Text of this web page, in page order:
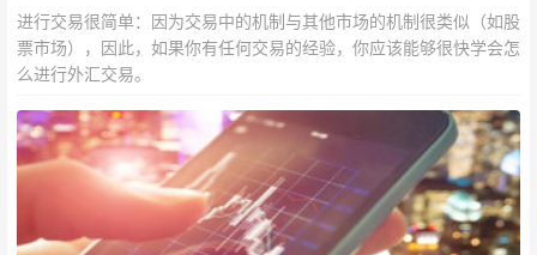
进行交易很简单：因为交易中的机制与其他市场的机制很类似（如股
票市场），因此，如果你有任何交易的经验，你应该能够很快学会怎
么进行外汇交易。